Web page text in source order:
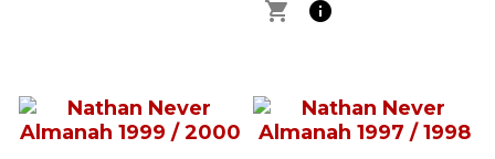
shopping_cart
info